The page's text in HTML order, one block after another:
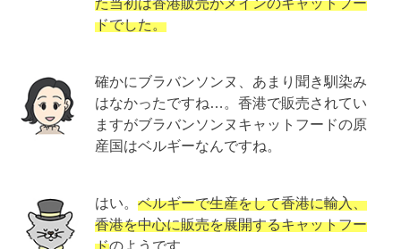
ドでした。
確かにブラバンソンヌ、あまり聞き馴染み
はなかったですね…。香港で販売されてい
ますがブラバンソンヌキャットフードの原
産国はベルギーなんですね。
はい。ベルギーで生産をして香港に輸入、
香港を中心に販売を展開するキャットフー
ドのようです。